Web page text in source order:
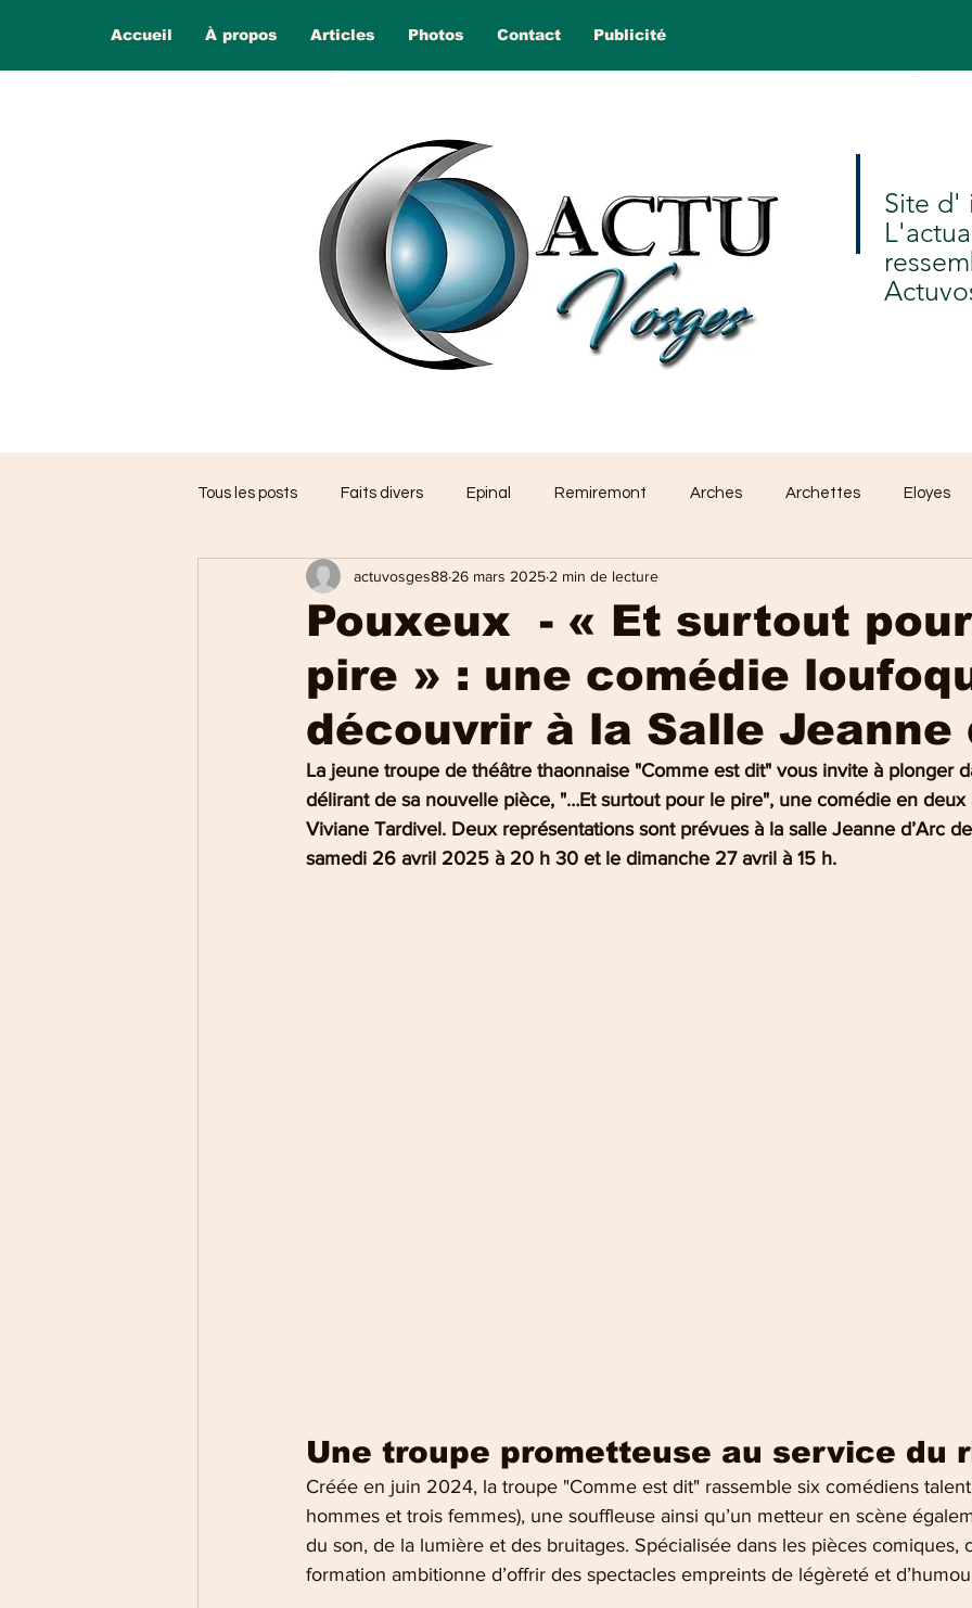
Accueil À propos Articles Photos Contact Publicité
Tous les posts Faits divers Epinal Remiremont Arches Archettes Eloyes
Saint-Nabord Dommartin Saint-Amé
Ballons des Hautes Vosges Sports en vosges Mirecourt Culture en
Charmes
Pouxeux - « Et surtout
pire » : une comédie
découvrir à la Salle Jeanne
actuvosges88 26 mars 2025 2 min de lecture
La jeune troupe de théâtre thaonnaise "Comme est dit" vous invite à plonger
délirant de sa nouvelle pièce, "…Et surtout pour le pire", une comédie en
Viviane Tardivel. Deux représentations sont prévues à la salle Jeanne d’Arc
samedi 26 avril 2025 à 20 h 30 et le dimanche 27 avril à 15 h.
Une troupe prometteuse au service du
Créée en juin 2024, la troupe "Comme est dit" rassemble six comédiens
hommes et trois femmes), une souffleuse ainsi qu’un metteur en scène
du son, de la lumière et des bruitages. Spécialisée dans les pièces comiques,
formation ambitionne d’offrir des spectacles empreints de légèreté et
Site d'